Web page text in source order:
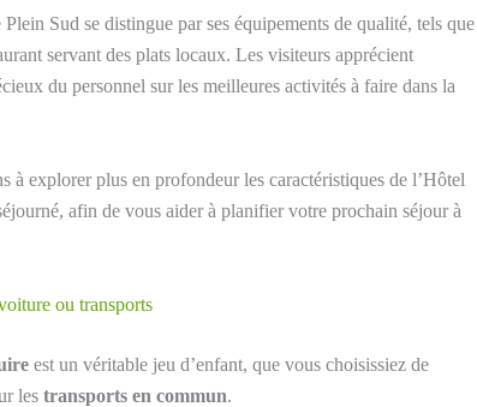
Sud se distingue par ses équipements de qualité, tels que
servant des plats locaux. Les visiteurs apprécient
du personnel sur les meilleures activités à faire dans la
à explorer plus en profondeur les caractéristiques de l’Hôtel
afin de vous aider à planifier votre prochain séjour à
ou transports
est un véritable jeu d’enfant, que vous choisissiez de
les transports en commun.